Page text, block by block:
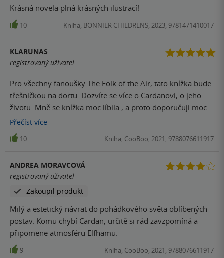
Krásná novela plná krásných ilustrací!
10 Kniha, BONNIER CHILDRENS, 2023, 9781471410017
KLARUNAS
registrovaný uživatel
Pro všechny fanoušky The Folk of the Air, tato knížka bude
třešničkou na dortu. Dozvíte se více o Cardanovi, o jeho
životu. Mně se knížka moc líbila., a proto doporučuji moc
<3
Přečíst více
10 Kniha, CooBoo, 2021, 9788076611917
ANDREA MORAVCOVÁ
registrovaný uživatel
Zakoupil produkt
Milý a estetický návrat do pohádkového světa oblíbených
postav. Komu chybí Cardan, určitě si rád zavzpomíná a
připomene atmosféru Elfhamu.
9 Kniha, CooBoo, 2021, 9788076611917